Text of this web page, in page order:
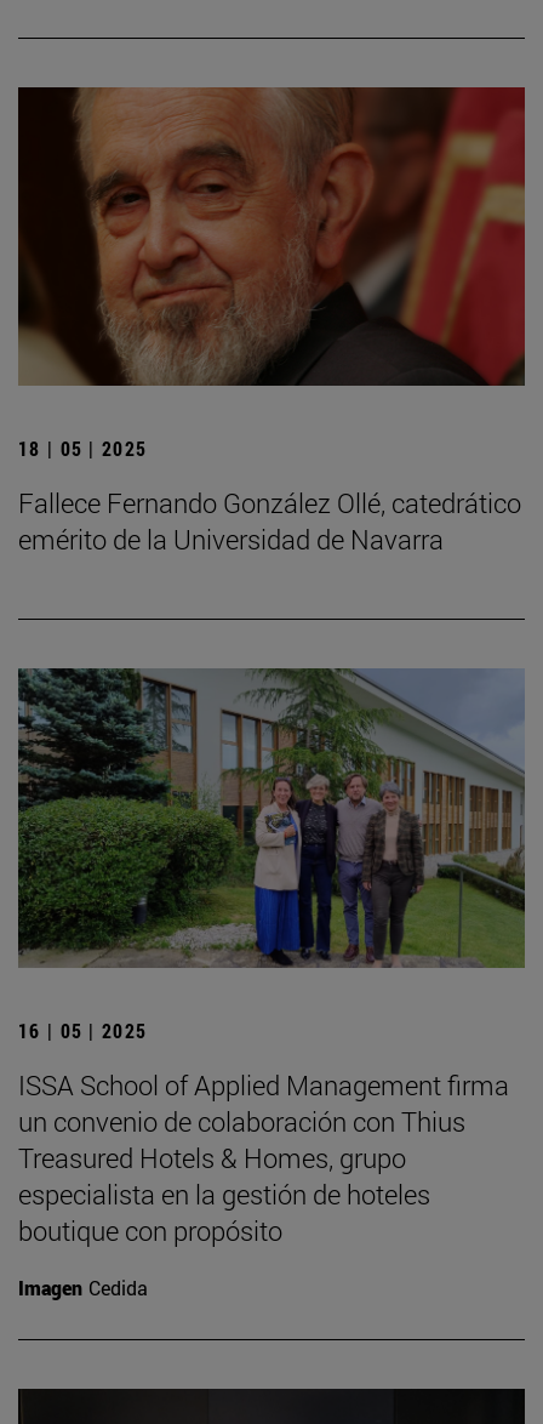
18 | 05 | 2025
Fallece Fernando González Ollé, catedrático
emérito de la Universidad de Navarra
16 | 05 | 2025
ISSA School of Applied Management firma
un convenio de colaboración con Thius
Treasured Hotels & Homes, grupo
especialista en la gestión de hoteles
boutique con propósito
Imagen Cedida